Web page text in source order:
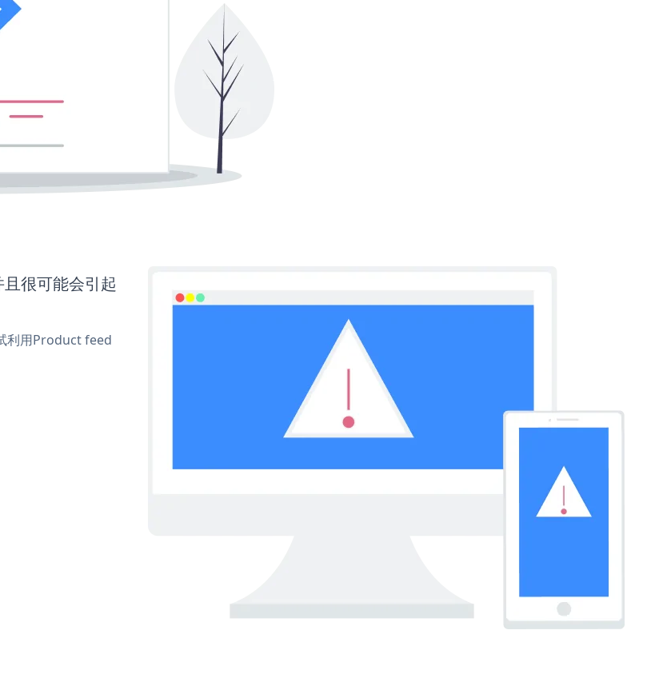
很可能会引起
利用Product feed